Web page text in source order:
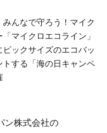
みんなで守ろう！マイク
マイクロエコライン」
ビックサイズのエコバッ
トする「海の日キャンペ
ン株式会社の